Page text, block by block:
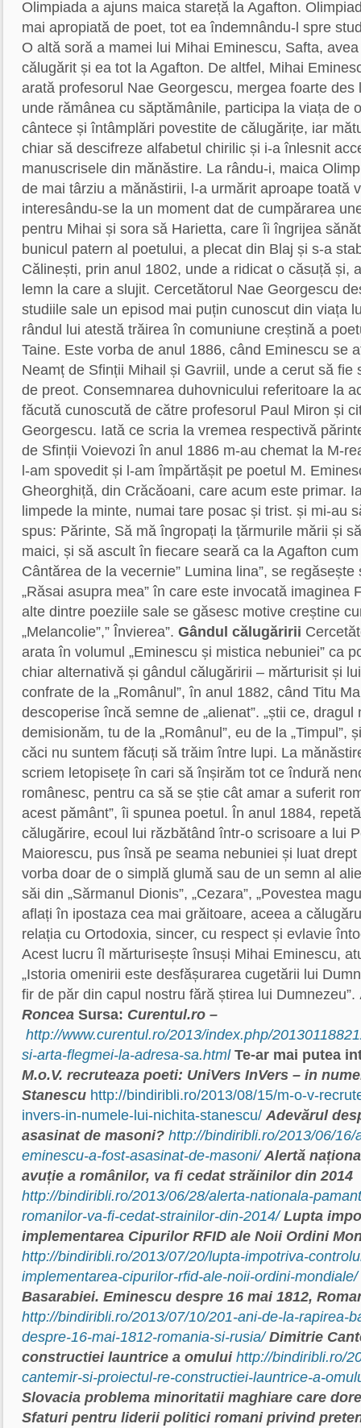
Olimpiada a ajuns maica stareță la Agafton.
mai apropiată de poet, tot ea îndemnându-l spre
O altă soră a mamei lui Mihai Eminescu, Safta,
călugărit și ea tot la Agafton. De altfel, Mihai
arată profesorul Nae Georgescu, mergea foarte des
unde rămânea cu săptămânile, participa la viața de
cântece și întâmplări povestite de călugărițe, iar
chiar să descifreze alfabetul chirilic și i-a înlesnit
manuscrisele din mănăstire. La rându-i, maica
de mai târziu a mănăstirii, l-a urmărit aproape toată
interesându-se la un moment dat de cumpărarea
pentru Mihai și sora să Harietta, care îi îngrijea
bunicul patern al poetului, a plecat din Blaj și s-a
Călinești, prin anul 1802, unde a ridicat o căsuță și,
lemn la care a slujit. Cercetătorul Nae Georgescu
studiile sale un episod mai puțin cunoscut din viața
rândul lui atestă trăirea în comuniune creștină a
Taine. Este vorba de anul 1886, când Eminescu se
Neamț de Sfinții Mihail și Gavriil, unde a cerut să fie
de preot. Consemnarea duhovnicului referitoare la
făcută cunoscută de către profesorul Paul Miron și
Georgescu. Iată ce scria la vremea respectivă
de Sfinții Voievozi în anul 1886 m-au chemat la M-
l-am spovedit și l-am împărtășit pe poetul M.
Gheorghiță, din Crăcăoani, care acum este primar.
limpede la minte, numai tare posac și trist. și mi-au
spus: Părinte, Să mă îngropați la țărmurile mării și
maici, și să ascult în fiecare seară ca la Agafton
Cântărea de la vecernie” Lumina lina”, se
„Răsai asupra mea” în care este invocată imaginea
alte dintre poeziile sale se găsesc motive creștine
„Melancolie”,” Învierea”. Gândul călugăririi
arata în volumul „Eminescu și mistica nebuniei” ca
chiar alternativă și gândul călugăririi – mărturisit și
confrate de la „Românul”, în anul 1882, când Titu
descoperise încă semne de „alienat”. „știi ce, dragul
demisionăm, tu de la „Românul”, eu de la „Timpul”,
căci nu suntem făcuți să trăim între lupi. La
scriem letopisețe în cari să înșirăm tot ce îndură
românesc, pentru ca să se știe cât amar a suferit
acest pământ”, îi spunea poetul. În anul 1884,
călugărire, ecoul lui răzbătând într-o scrisoare a lui
Maiorescu, pus însă pe seama nebuniei și luat
vorba doar de o simplă glumă sau de un semn al
săi din „Sărmanul Dionis”, „Cezara”, „Povestea
aflați în ipostaza cea mai grăitoare, aceea a
relația cu Ortodoxia, sincer, cu respect și evlavie
Acest lucru îl mărturisește însuși Mihai Eminescu,
„Istoria omenirii este desfă­șurarea cugetării lui
fir de păr din capul nostru fără știrea lui Dumnezeu”.
Roncea Sursa: Curentul.ro –
http://www.curentul.ro/2013/index.php/
si-arta-flegmei-la-adresa-sa.html Te-ar mai putea
M.o.V. recruteaza poeti: UniVers InVers – in
Stanescu http://bindiribli.ro/2013/08/15/m-o-v-
invers-in-numele-lui-nichita-stanescu/ Adevărul
asasinat de masoni? http://bindiribli.ro/2013/06/16/
eminescu-a-fost-asasinat-de-masoni/ Alertă
avuție a românilor, va fi cedat străinilor din 2014
http://bindiribli.ro/2013/06/28/alerta-nationala-
romanilor-va-fi-cedat-strainilor-din-2014/ Lupta
implementarea Cipurilor RFID ale Noii Ordini
http://bindiribli.ro/2013/07/20/lupta-impotriva-
implementarea-cipurilor-rfid-ale-noii-ordini-mondiale/
Basarabiei. Eminescu despre 16 mai 1812,
http://bindiribli.ro/2013/07/10/201-ani-de-la-rapirea-
despre-16-mai-1812-romania-si-rusia/ Dimitrie
constructiei launtrice a omului http://bindiribli.ro/
cantemir-si-proiectul-re-constructiei-launtrice-a-
Slovacia problema minoritatii maghiare care
Sfaturi pentru liderii politici romani privind